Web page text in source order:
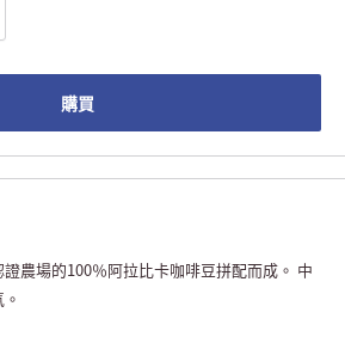
購買
農場的100％阿拉比卡咖啡豆拼配而成。 中